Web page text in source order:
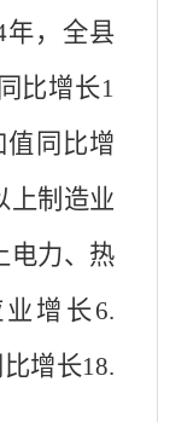
年，全县
比增长1
值同比增
上制造业
电力、热
增长6.
增长18.